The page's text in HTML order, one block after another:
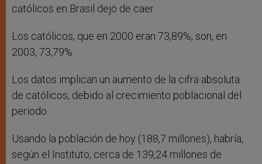
católicos en Brasil dejó de caer.
Los católicos, que en 2000 eran 73,89%, son, en
2003, 73,79%.
Los datos implican un aumento de la cifra absoluta
de católicos, debido al crecimiento poblacional del
periodo.
Usando la población de hoy (188,7 millones), habría,
según el Instituto, cerca de 139,24 millones de